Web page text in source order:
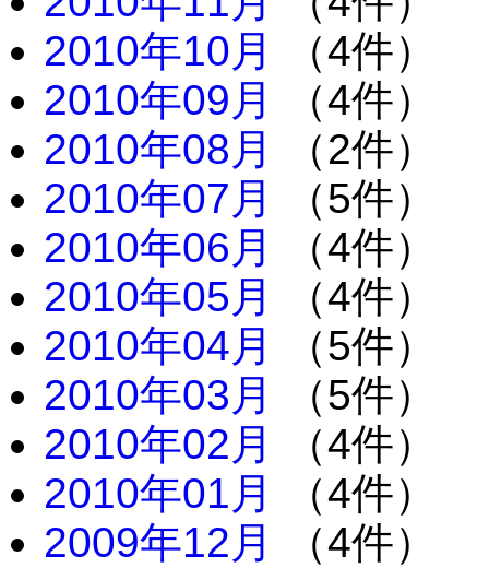
2010年10月
（4件）
2010年09月
（4件）
2010年08月
（2件）
2010年07月
（5件）
2010年06月
（4件）
2010年05月
（4件）
2010年04月
（5件）
2010年03月
（5件）
2010年02月
（4件）
2010年01月
（4件）
2009年12月
（4件）